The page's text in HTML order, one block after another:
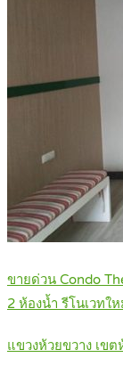
ขายด่วน Condo
2 ห้องน้ำ รีโนเวทใ
แขวงห้วยขวาง เข